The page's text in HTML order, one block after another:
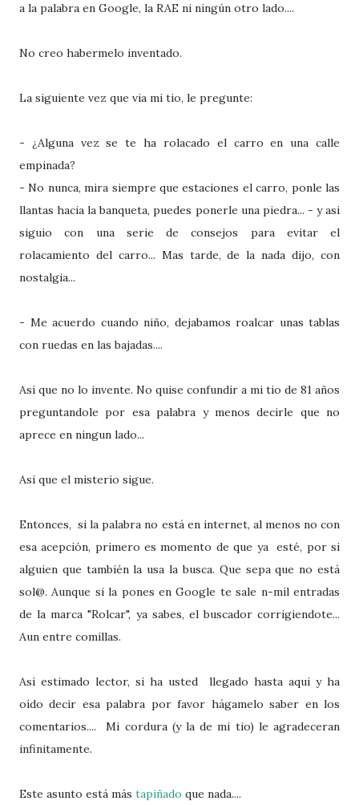
a la palabra en Google, la RAE ni ningún otro lado....
No creo habermelo inventado.
La siguiente vez que via mi tio, le pregunte:
- ¿Alguna vez se te ha rolacado el carro en una calle
empinada?
- No nunca, mira siempre que estaciones el carro, ponle las
llantas hacia la banqueta, puedes ponerle una piedra... - y asi
siguio con una serie de consejos para evitar el
rolacamiento del carro... Mas tarde, de la nada dijo, con
nostalgia...
- Me acuerdo cuando niño, dejabamos roalcar unas tablas
con ruedas en las bajadas....
Asi que no lo invente. No quise confundir a mi tio de 81 años
preguntandole por esa palabra y menos decirle que no
aprece en ningun lado...
Asi que el misterio sigue.
Entonces, si la palabra no está en internet, al menos no con
esa acepción, primero es momento de que ya esté, por si
alguien que también la usa la busca. Que sepa que no está
sol@. Aunque si la pones en Google te sale n-mil entradas
de la marca "Rolcar", ya sabes, el buscador corrigiendote...
Aun entre comillas.
Asi estimado lector, si ha usted llegado hasta aqui y ha
oído decir esa palabra por favor hágamelo saber en los
comentarios.... Mi cordura (y la de mi tio) le agradeceran
infinitamente.
Este asunto está más tapiñado que nada....